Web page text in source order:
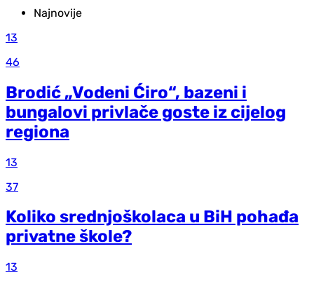
Najnovije
13
46
Brodić „Vodeni Ćiro“, bazeni i
bungalovi privlače goste iz cijelog
regiona
13
37
Koliko srednjoškolaca u BiH pohađa
privatne škole?
13